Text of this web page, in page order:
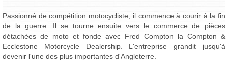
Passionné de compétition motocycliste, il commence à courir à la fin
de la guerre. Il se tourne ensuite vers le commerce de pièces
détachées de moto et fonde avec Fred Compton la Compton &
Ecclestone Motorcycle Dealership. L'entreprise grandit jusqu'à
devenir l'une des plus importantes d'Angleterre.